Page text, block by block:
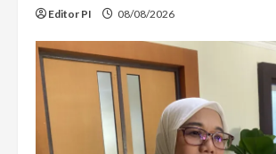
Editor PI 08/08/2026